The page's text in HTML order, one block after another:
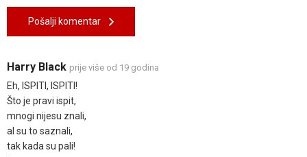
Pošalji komentar
Harry Black prije više od 19 godina
Eh, ISPITI, ISPITI!
Što je pravi ispit,
mnogi nijesu znali,
al su to saznali,
tak kada su pali!